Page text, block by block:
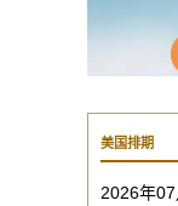
美国排期
2026年